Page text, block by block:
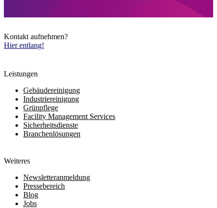
Kontakt aufnehmen?
Hier entlang!
Leistungen
Gebäudereinigung
Industriereinigung
Grünpflege
Facility Management Services
Sicherheitsdienste
Branchenlösungen
Weiteres
Newsletteranmeldung
Pressebereich
Blog
Jobs